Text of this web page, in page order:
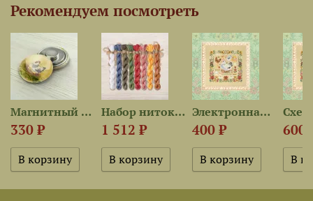
Рекомендуем посмотреть
Магнитный держатель «Курочка»
330 ₽
Набор ниток OwlForest для...
1 512 ₽
Электронная схема «Пёстрая...
400 ₽ 600